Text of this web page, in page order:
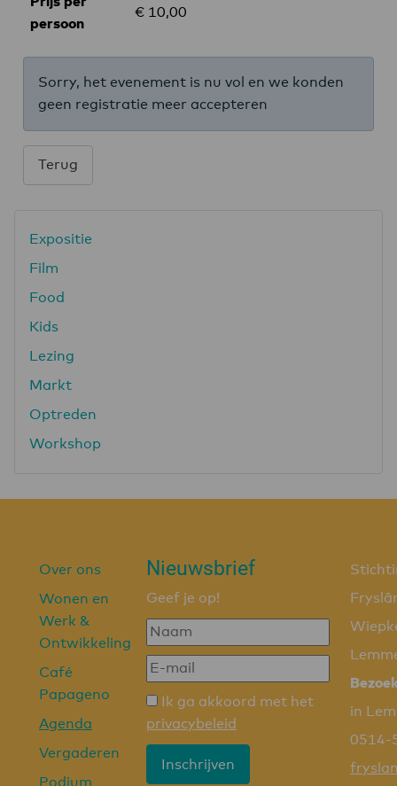
persoon
€ 10,00
Sorry, het evenement is nu vol en we konden
geen registratie meer accepteren
Terug
Expositie
Film
Food
Kids
Lezing
Markt
Optreden
Workshop
Over ons
Wonen en
Werk &
Ontwikkeling
Café
Papageno
Agenda
Vergaderen
Podium
Nieuwsbrief
Geef je op!
Ik ga akkoord met het
privacybeleid
Inschrijven
in
0514-